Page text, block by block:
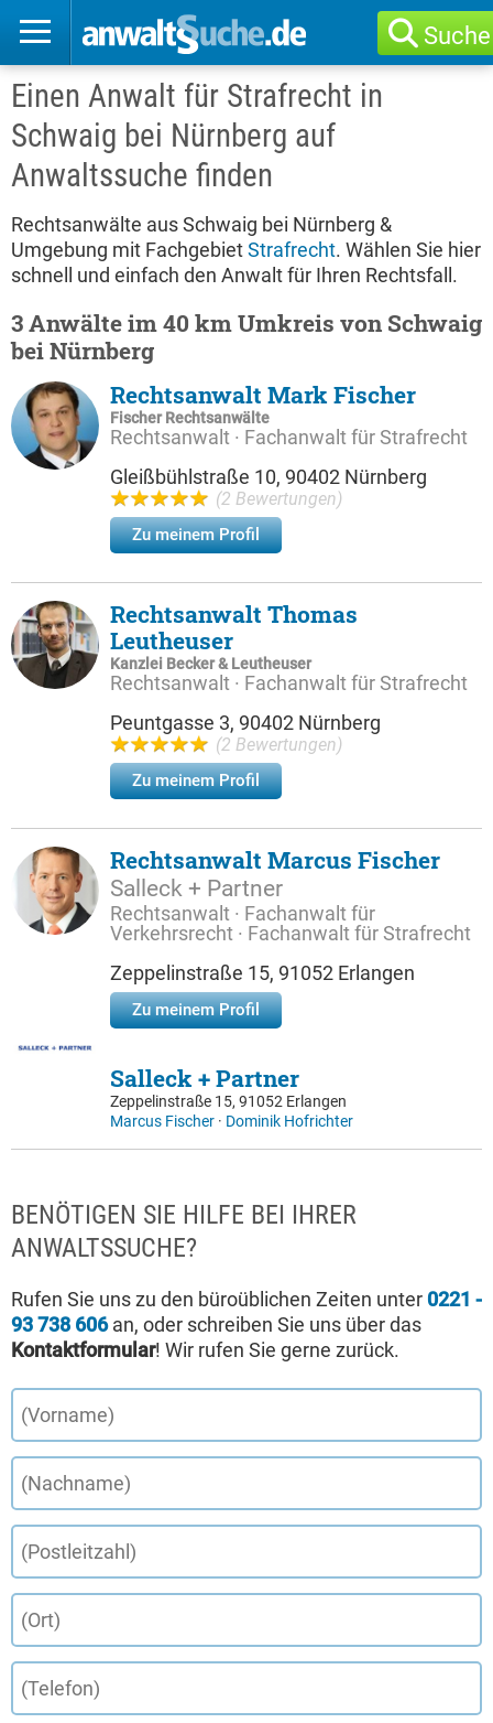
Suche
Einen Anwalt für Strafrecht in
Schwaig bei Nürnberg auf
Anwaltssuche finden
Rechtsanwälte aus Schwaig bei Nürnberg &
Umgebung mit FachgebietStrafrecht. Wählen Sie hier
schnell und einfach den Anwalt für Ihren Rechtsfall.
3 Anwälte im 40 km Umkreis von Schwaig
bei Nürnberg
Rechtsanwalt Mark Fischer
Fischer Rechtsanwälte
Rechtsanwalt · Fachanwalt für Strafrecht
Gleißbühlstraße 10, 90402 Nürnberg
(2 Bewertungen)
Zu meinem Profil
Rechtsanwalt Thomas
Leutheuser
Kanzlei Becker & Leutheuser
Rechtsanwalt · Fachanwalt für Strafrecht
Peuntgasse 3, 90402 Nürnberg
(2 Bewertungen)
Zu meinem Profil
Rechtsanwalt Marcus Fischer
Salleck + Partner
Rechtsanwalt · Fachanwalt für
Verkehrsrecht · Fachanwalt für Strafrecht
Zeppelinstraße 15, 91052 Erlangen
Zu meinem Profil
Salleck + Partner
Zeppelinstraße 15, 91052 Erlangen
Marcus Fischer · Dominik Hofrichter
BENÖTIGEN SIE HILFE BEI IHRER
ANWALTSSUCHE?
Rufen Sie uns zu den büroüblichen Zeiten unter 0221 -
93 738 606an, oder schreiben Sie uns über das
Kontaktformular! Wir rufen Sie gerne zurück.